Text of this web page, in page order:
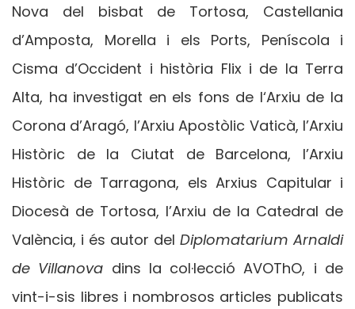
Nova del bisbat de Tortosa, Castellania
d’Amposta, Morella i els Ports, Peníscola i
Cisma d’Occident i història Flix i de la Terra
Alta, ha investigat en els fons de l‘Arxiu de la
Corona d’Aragó, l’Arxiu Apostòlic Vaticà, l’Arxiu
Històric de la Ciutat de Barcelona, l’Arxiu
Històric de Tarragona, els Arxius Capitular i
Diocesà de Tortosa, l’Arxiu de la Catedral de
València, i és autor del Diplomatarium Arnaldi
de Villanova dins la col·lecció AVOThO, i de
vint-i-sis libres i nombrosos articles publicats